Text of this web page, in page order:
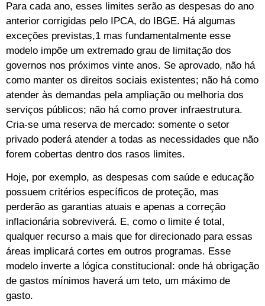
Para cada ano, esses limites serão as despesas do ano
anterior corrigidas pelo IPCA, do IBGE. Há algumas
exceções previstas,1 mas fundamentalmente esse
modelo impõe um extremado grau de limitação dos
governos nos próximos vinte anos. Se aprovado, não há
como manter os direitos sociais existentes; não há como
atender às demandas pela ampliação ou melhoria dos
serviços públicos; não há como prover infraestrutura.
Cria-se uma reserva de mercado: somente o setor
privado poderá atender a todas as necessidades que não
forem cobertas dentro dos rasos limites.
Hoje, por exemplo, as despesas com saúde e educação
possuem critérios específicos de proteção, mas
perderão as garantias atuais e apenas a correção
inflacionária sobreviverá. E, como o limite é total,
qualquer recurso a mais que for direcionado para essas
áreas implicará cortes em outros programas. Esse
modelo inverte a lógica constitucional: onde há obrigação
de gastos mínimos haverá um teto, um máximo de
gasto.